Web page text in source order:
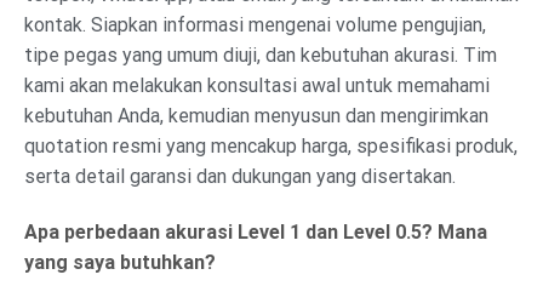
kontak. Siapkan informasi mengenai volume pengujian,
tipe pegas yang umum diuji, dan kebutuhan akurasi. Tim
kami akan melakukan konsultasi awal untuk memahami
kebutuhan Anda, kemudian menyusun dan mengirimkan
quotation resmi yang mencakup harga, spesifikasi produk,
serta detail garansi dan dukungan yang disertakan.
Apa perbedaan akurasi Level 1 dan Level 0.5? Mana
yang saya butuhkan?